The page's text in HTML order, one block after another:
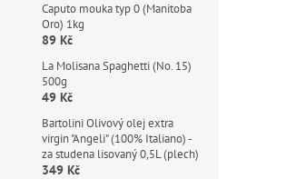
Caputo mouka typ 0 (Manitoba
Oro) 1kg
89 Kč
La Molisana Spaghetti (No. 15)
500g
49 Kč
Bartolini Olivový olej extra
virgin "Angeli" (100% Italiano) -
za studena lisovaný 0,5L (plech)
349 Kč